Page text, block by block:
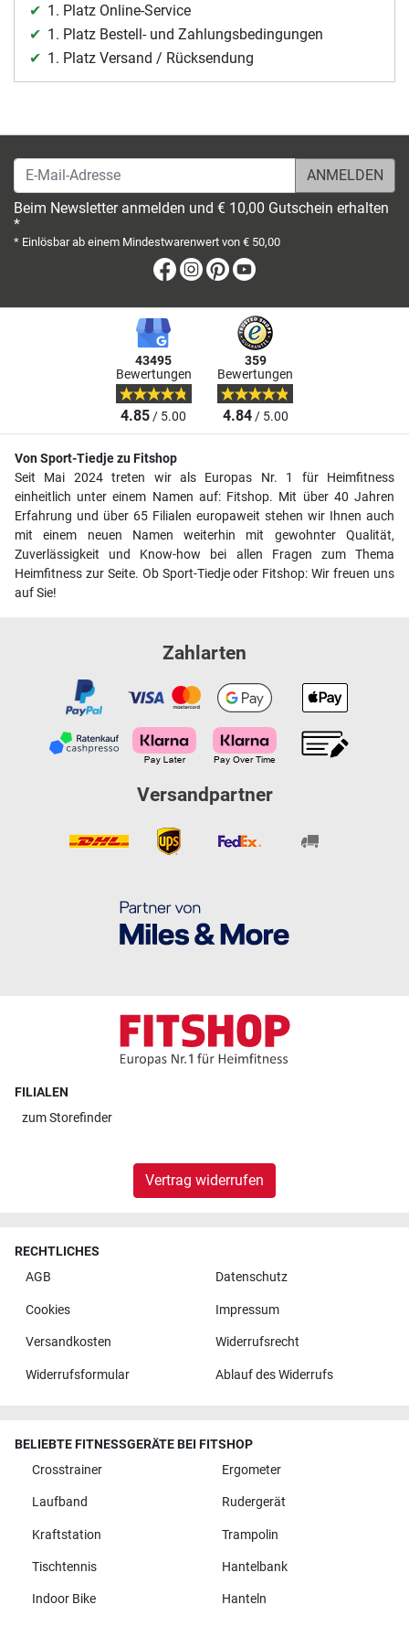
1. Platz Online-Service
1. Platz Bestell- und Zahlungsbedingungen
1. Platz Versand / Rücksendung
E-Mail-Adresse
Beim Newsletter anmelden und € 10,00 Gutschein erhalten
*
* Einlösbar ab einem Mindestwarenwert von € 50,00
Facebook
Instagram
Pinterest
43495
Bewertungen
4.85/ 5.00
359
Bewertungen
4.84/ 5.00
Von Sport-Tiedje zu Fitshop
Seit Mai 2024 treten wir als Europas Nr. 1 für Heimfitness
einheitlich unter einem Namen auf: Fitshop. Mit über 40 Jahren
Erfahrung und über 65 Filialen europaweit stehen wir Ihnen auch
mit einem neuen Namen weiterhin mit gewohnter Qualität,
Zuverlässigkeit und Know-how bei allen Fragen zum Thema
Heimfitness zur Seite. Ob Sport-Tiedje oder Fitshop: Wir freuen uns
auf Sie!
Zahlarten
Versandpartner
FILIALEN
zumStorefinder
Vertrag widerrufen
RECHTLICHES
AGB
Datenschutz
Cookies Impressum
Versandkosten Widerrufsrecht
Widerrufsformular Ablauf des Widerrufs
BELIEBTE FITNESSGERÄTE BEI FITSHOP
Crosstrainer
Ergometer
Laufband Rudergerät
Kraftstation Trampolin
Tischtennis Hantelbank
Indoor Bike Hanteln